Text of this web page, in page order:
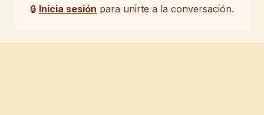
🔒 Inicia sesión para unirte a la conversación.